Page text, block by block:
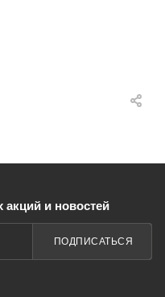
акций и новостей
ПОДПИСАТЬСЯ